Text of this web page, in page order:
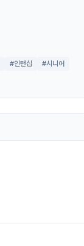
#인턴십
#시니어